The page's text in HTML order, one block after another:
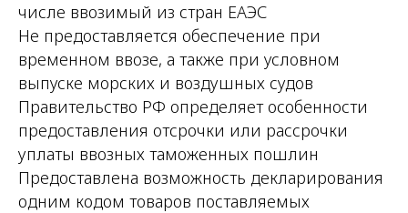
числе ввозимый из стран ЕАЭС
Не предоставляется обеспечение при
временном ввозе, а также при условном
выпуске морских и воздушных судов
Правительство РФ определяет особенности
предоставления отсрочки или рассрочки
уплаты ввозных таможенных пошлин
Предоставлена возможность декларирования
одним кодом товаров поставляемых